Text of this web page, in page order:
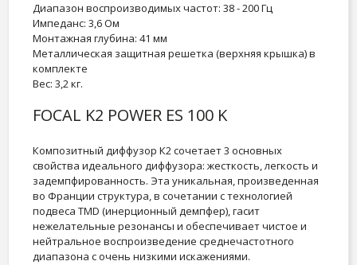
Диапазон воспроизводимых частот: 38 - 200 Гц
Импеданс: 3,6 Ом
Монтажная глубина: 41 мм
Металлическая защитная решетка (верхняя крышка) в
комплекте
Вес: 3,2 кг.
FOCAL K2 POWER ES 100 K
Композитный диффузор К2 сочетает 3 основных
свойства идеального диффузора: жесткость, легкость и
задемпфированность. Эта уникальная, произведенная
во Франции структура, в сочетании с технологией
подвеса TMD (инерционный демпфер), гасит
нежелательные резонансы и обеспечивает чистое и
нейтральное воспроизведение среднечастотного
диапазона с очень низкими искажениями.